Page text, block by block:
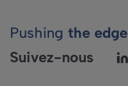
Pushing the edge
Suivez-nous